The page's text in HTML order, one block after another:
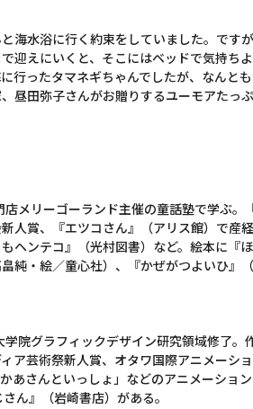
海水浴に行く約束をしていました。です
迎えにいくと、そこにはベッドで気持ち
行ったタマネギちゃんでしたが、なんと
昼田弥子さんがお贈りするユーモアたっぷ
メリーゴーランド主催の童話塾で学ぶ。
人賞、『エツコさん』（アリス館）で産
ヘンテコ』（光村図書）など。絵本に『
純・絵／童心社）、『かぜがつよいひ』
院グラフィックデザイン研究領域修了
ア芸術祭新人賞、オタワ国際アニメーシ
あさんといっしょ」などのアニメーショ
ん』（岩崎書店）がある。